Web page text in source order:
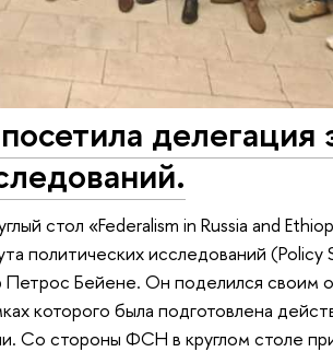
делегация
стол «Federalism in Russia and
политических исследований
Петрос Бейене. Он поделился
которого была подготовлена
Со стороны ФСН в круглом столе